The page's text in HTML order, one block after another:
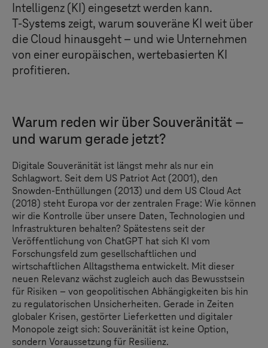
Intelligenz (KI) eingesetzt werden kann.
T-Systems zeigt, warum souveräne KI weit über
die Cloud hinausgeht – und wie Unternehmen
von einer europäischen, wertebasierten KI
profitieren.
Warum reden wir über Souveränität –
und warum gerade jetzt?
Digitale Souveränität ist längst mehr als nur ein
Schlagwort. Seit dem US Patriot Act (2001), den
Snowden-Enthüllungen (2013) und dem US Cloud Act
(2018) steht Europa vor der zentralen Frage: Wie können
wir die Kontrolle über unsere Daten, Technologien und
Infrastrukturen behalten? Spätestens seit der
Veröffentlichung von ChatGPT hat sich KI vom
Forschungsfeld zum gesellschaftlichen und
wirtschaftlichen Alltagsthema entwickelt. Mit dieser
neuen Relevanz wächst zugleich auch das Bewusstsein
für Risiken – von geopolitischen Abhängigkeiten bis hin
zu regulatorischen Unsicherheiten. Gerade in Zeiten
globaler Krisen, gestörter Lieferketten und digitaler
Monopole zeigt sich: Souveränität ist keine Option,
sondern Voraussetzung für Resilienz.